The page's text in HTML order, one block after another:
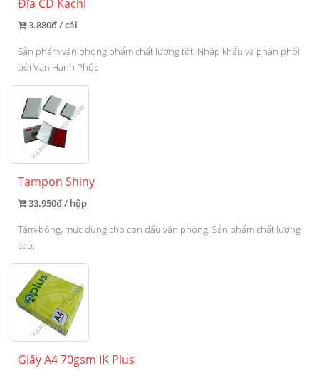
Đĩa CD Kachi
3.880đ / cái
Sản phẩm văn phòng phẩm chất lượng tốt. Nhập khẩu và phân phối
bởi Vạn Hạnh Phúc
Tampon Shiny
33.950đ / hộp
Tăm-bông, mực dùng cho con dấu văn phòng. Sản phẩm chất lượng
cao.
Giấy A4 70gsm IK Plus